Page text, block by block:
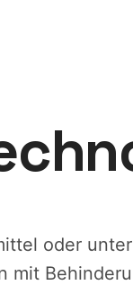
oder
mit